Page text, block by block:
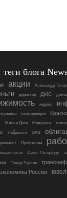
теги блога
акции Александр Титов
директор ДМС
индекс
конференция
Мать и Дитя Медицина
Нейросети ОАЭ
Профессии
Санкт-Петербург
Тимур Турлов
экономика России